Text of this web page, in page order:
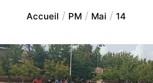
Accueil PM Mai 14